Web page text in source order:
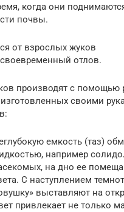
когда они
почвы.
от взрослых жуков
отлов.
производят с помощью
своими
емкость (таз)
например
на дно ее
С наступлением
выставляют на
привлекает не только